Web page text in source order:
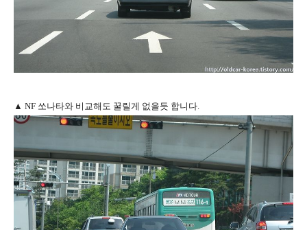
▲ NF 쏘나타와 비교해도 꿀릴게 없을듯 합니다.